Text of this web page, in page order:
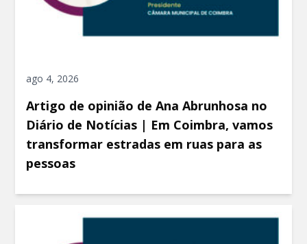
ago 4, 2026
Artigo de opinião de Ana Abrunhosa no
Diário de Notícias | Em Coimbra, vamos
transformar estradas em ruas para as
pessoas